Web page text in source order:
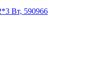
Вт, 590966